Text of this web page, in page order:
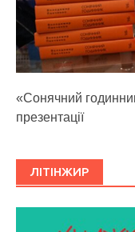
«Сонячний
презентації
ЛІТІНЖИР